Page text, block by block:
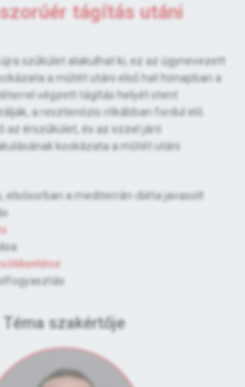
tágítás utáni
szűkület alakulhat ki, ez az úgynevezett
a műtét utáni első hat hónapban a
végzett tágítás helyét stent
a resztenózis ritkábban fordul elő.
az érszűkület, és az ezzel járó
kockázata a műtét utáni
elsősorban a mediterrán-diéta javasolt
Téma szakértője